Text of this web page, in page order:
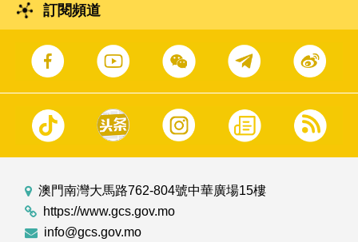
訂閱頻道
澳門南灣大馬路762-804號中華廣場15樓
https://www.gcs.gov.mo
info@gcs.gov.mo